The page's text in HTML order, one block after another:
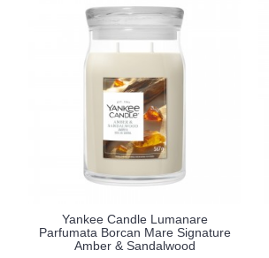
Yankee Candle Lumanare
Parfumata Borcan Mare Signature
Amber & Sandalwood